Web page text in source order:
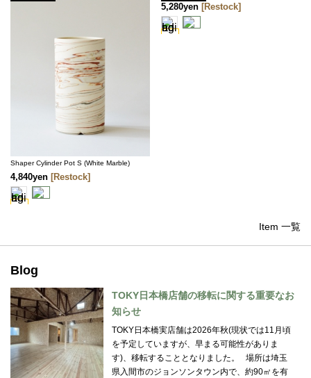
Shaper Cylinder Pot S (White Marble)
4,840yen [Restock]
5,280yen [Restock]
Item 一覧
Blog
TOKY日本橋店舗の移転に関する重要なお
知らせ
TOKY日本橋実店舗は2026年秋(現状では11月頃
を予定していますが、早まる可能性がありま
す)、移転することとなりました。 場所は埼玉
県入間市のジョンソンタウン内で、約90㎡を有